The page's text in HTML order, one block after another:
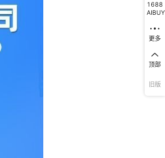
1688
AIBUY
更多
顶部
旧版